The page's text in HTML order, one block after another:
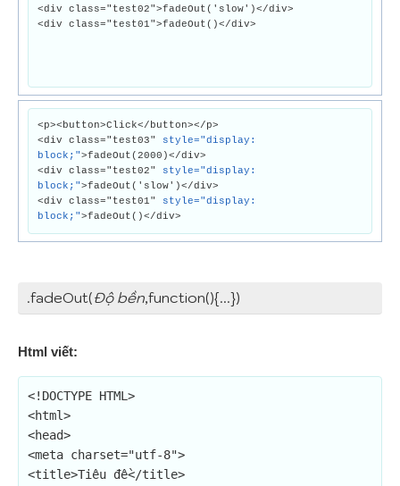
<div class="test02">fadeOut('slow')</div>
<div class="test01">fadeOut()</div>
<p><button>Click</button></p>
<div class="test03" style="display:
block;">fadeOut(2000)</div>
<div class="test02" style="display:
block;">fadeOut('slow')</div>
<div class="test01" style="display:
block;">fadeOut()</div>
.fadeOut(Độ bền,function(){...})
Html viết:
<!DOCTYPE HTML>
<html>
<head>
<meta charset="utf-8">
<title>Tiêu đề</title>